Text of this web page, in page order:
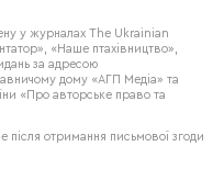
у журналах The Ukrainian
«Наше птахівництво»,
за адресою
дому «АГП Медіа» та
«Про авторське право та
після отримання письмової згоди